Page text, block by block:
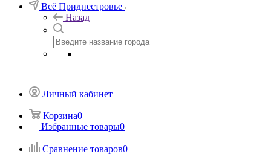
Всё Приднестровье
Назад
Личный кабинет
Корзина0
Избранные товары0
Сравнение товаров0